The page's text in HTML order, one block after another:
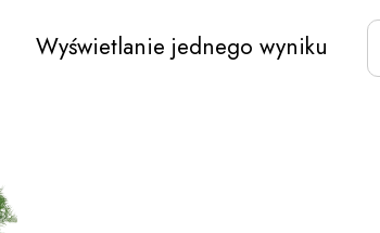
Wyświetlanie jednego wyniku